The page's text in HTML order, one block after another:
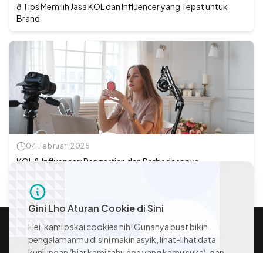
8 Tips Memilih Jasa KOL dan Influencer yang Tepat untuk
Brand
04 Februari 2025
KOL & Influencer: Pengertian dan Perbedaannya
Gini Lho Aturan Cookie di Sini
Hei, kami pakai cookies nih! Gunanya buat bikin
pengalamanmu di sini makin asyik, lihat-lihat data